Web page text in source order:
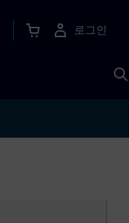
로그인